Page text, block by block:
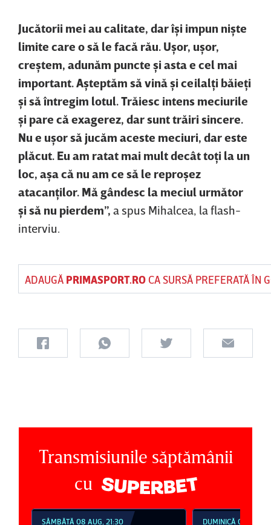
Jucătorii mei au calitate, dar îşi impun nişte
limite care o să le facă rău. Uşor, uşor,
creştem, adunăm puncte şi asta e cel mai
important. Aşteptăm să vină şi ceilalţi băieţi
şi să întregim lotul. Trăiesc intens meciurile
şi pare că exagerez, dar sunt trăiri sincere.
Nu e uşor să jucăm aceste meciuri, dar este
plăcut. Eu am ratat mai mult decât toţi la un
loc, aşa că nu am ce să le reproşez
atacanţilor. Mă gândesc la meciul următor
şi să nu pierdem”, a spus Mihalcea, la flash-
interviu.
ADAUGĂ PRIMASPORT.ROCA SURSĂ PREFERATĂ ÎN
Transmisiunile săptămânii
cu
SÂMBĂTĂ 08 AUG, 21:30 DUMINICĂ 09 AUG,